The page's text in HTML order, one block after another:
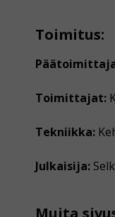
Toimitus:
Toimittajat:
Tekniikka:
Julkaisija:
Muita